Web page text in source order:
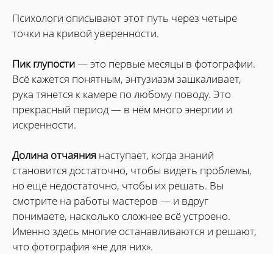
Психологи описывают этот путь через четыре
точки на кривой уверенности.
Пик глупости— это первые месяцы в фотографии.
Всё кажется понятным, энтузиазм зашкаливает,
рука тянется к камере по любому поводу. Это
прекрасный период — в нём много энергии и
искренности.
Долина отчаяния наступает, когда знаний
становится достаточно, чтобы видеть проблемы,
но ещё недостаточно, чтобы их решать. Вы
смотрите на работы мастеров — и вдруг
понимаете, насколько сложнее всё устроено.
Именно здесь многие останавливаются и решают,
что фотография «не для них».